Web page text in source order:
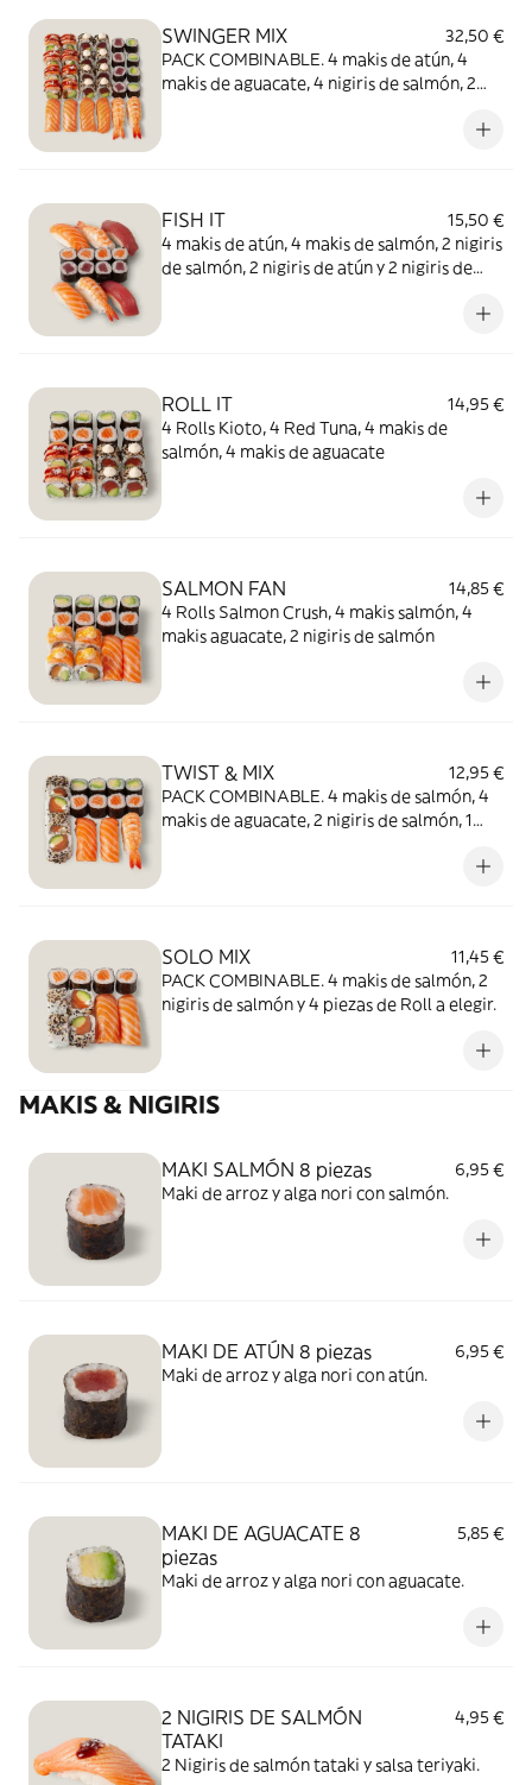
SWINGER MIX
32,50 €
PACK COMBINABLE. 4 makis de atún, 4
makis de aguacate, 4 nigiris de salmón, 2
FISH IT
15,50 €
4 makis de atún, 4 makis de salmón, 2 nigiris
de salmón, 2 nigiris de atún y 2 nigiris de
ROLL IT
14,95 €
4 Rolls Kioto, 4 Red Tuna, 4 makis de
salmón, 4 makis de aguacate
SALMON FAN
14,85 €
4 Rolls Salmon Crush, 4 makis salmón, 4
makis aguacate, 2 nigiris de salmón
TWIST & MIX
12,95 €
PACK COMBINABLE. 4 makis de salmón, 4
makis de aguacate, 2 nigiris de salmón, 1
SOLO MIX
11,45 €
PACK COMBINABLE. 4 makis de salmón, 2
nigiris de salmón y 4 piezas de Roll a elegir.
MAKIS & NIGIRIS
MAKI SALMÓN 8 piezas
6,95 €
Maki de arroz y alga nori con salmón.
MAKI DE ATÚN 8 piezas
6,95 €
Maki de arroz y alga nori con atún.
MAKI DE AGUACATE 8
piezas
5,85 €
Maki de arroz y alga nori con aguacate.
2 NIGIRIS DE SALMÓN
TATAKI
4,95 €
2 Nigiris de salmón tataki y salsa teriyaki.